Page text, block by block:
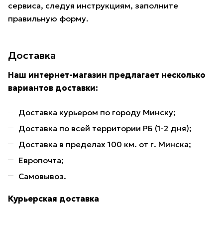
сервиса, следуя инструкциям, заполните
правильную форму.
Доставка
Наш интернет-магазин предлагает несколько
вариантов доставки:
Доставка курьером по городу Минску;
Доставка по всей территории РБ (1-2 дня);
Доставка в пределах 100 км. от г. Минска;
Европочта;
Самовывоз.
Курьерская доставка